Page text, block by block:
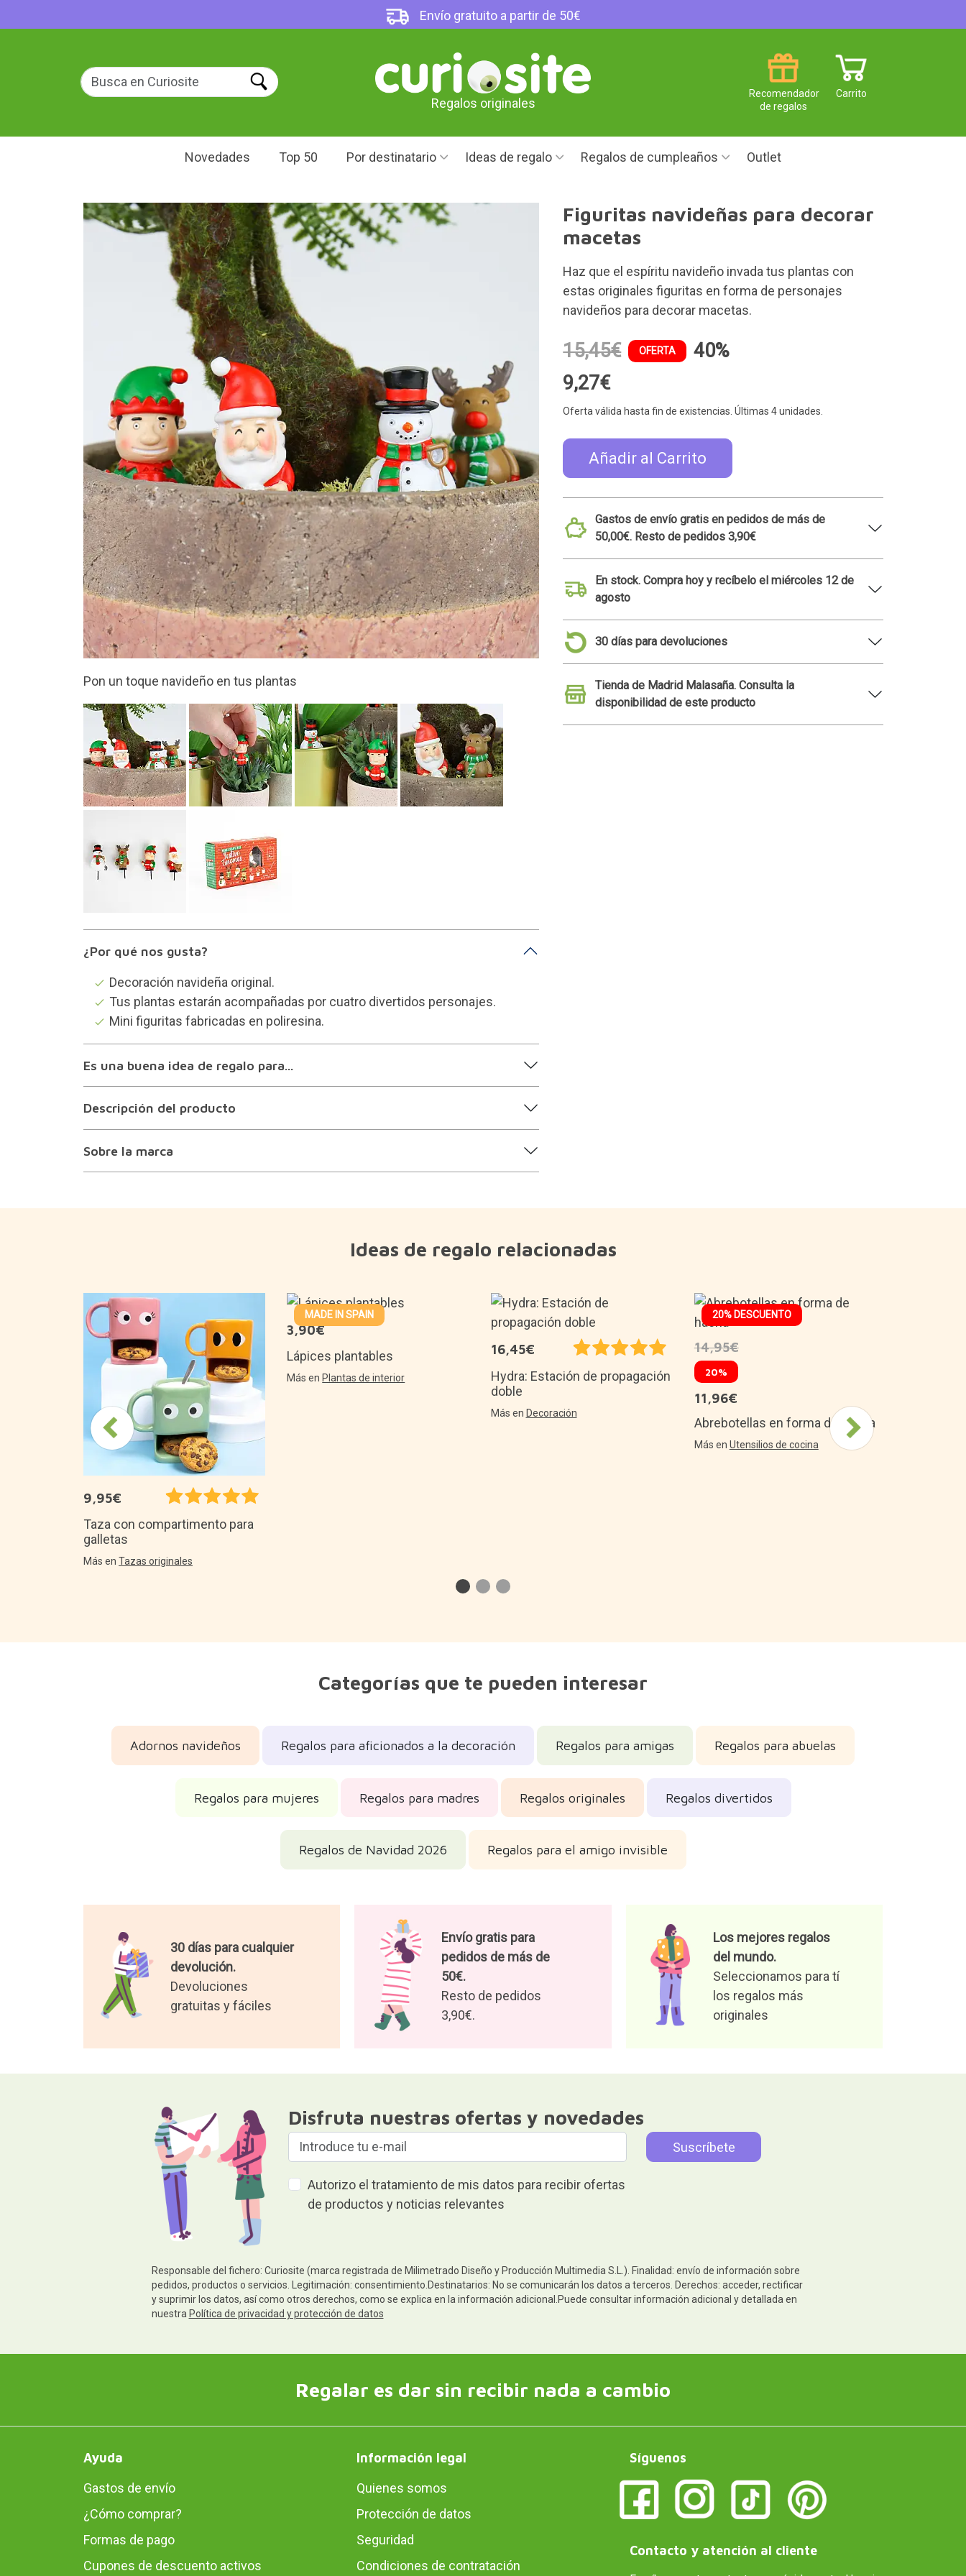
Envío gratuito a partir de 50€
Regalos originales
Carrito
Recomendador
de regalos
Novedades Top 50 Por destinatario Ideas de regalo Regalos de cumpleaños Outlet
Incluye 4 figuritas navideñas diferentes
Figuritas navideñas para decorar
macetas
Haz que el espíritu navideño invada tus plantas con
estas originales figuritas en forma de personajes
navideños para decorar macetas.
15,45€ OFERTA
40%
9,27€
Oferta válida hasta fin de existencias. Últimas 4 unidades.
Añadir al Carrito
Gastos de envío gratis en pedidos de más de
50,00€. Resto de pedidos 3,90€
En stock. Compra hoy y recíbelo el miércoles 12 de
agosto
30 días para devoluciones
Tienda de Madrid Malasaña. Consulta la
disponibilidad de este producto
¿Por qué nos gusta?
Decoración navideña original.
Tus plantas estarán acompañadas por cuatro divertidos personajes.
Mini figuritas fabricadas en poliresina.
Es una buena idea de regalo para...
Descripción del producto
Sobre la marca
Ideas de regalo relacionadas
9,95€
Taza con compartimento para
galletas
Más en Tazas originales
MADE IN SPAIN
3,90€
Lápices plantables
Más en Plantas de interior
16,45€
Hydra: Estación de propagación
doble
Más en Decoración
20% DESCUENTO
14,95€
20%
11,96€
Abrebotellas en forma de hacha
Más en Utensilios de cocina
Categorías que te pueden interesar
Adornos navideños Regalos para aficionados a la decoración Regalos para amigas Regalos para abuelas
Regalos para mujeres Regalos para madres Regalos originales Regalos divertidos
Regalos de Navidad 2026 Regalos para el amigo invisible
30 días para cualquier
devolución.
Devoluciones
gratuitas y fáciles
Envío gratis para
pedidos de más de
50€.
Resto de pedidos
3,90€.
Los mejores regalos
del mundo.
Seleccionamos para tí
los regalos más
originales
Disfruta nuestras ofertas y novedades
Autorizo el tratamiento de mis datos para recibir ofertas
de productos y noticias relevantes
Responsable del fichero: Curiosite (marca registrada de Milimetrado Diseño y Producción Multimedia S.L.). Finalidad: envío de información sobre
pedidos, productos o servicios. Legitimación: consentimiento.Destinatarios: No se comunicarán los datos a terceros. Derechos: acceder, rectificar
y suprimir los datos, así como otros derechos, como se explica en la información adicional.Puede consultar información adicional y detallada en
nuestra Política de privacidad y protección de datos
Regalar es dar sin recibir nada a cambio
Ayuda
Gastos de envío
¿Cómo comprar?
Formas de pago
Cupones de descuento activos
Información legal
Quienes somos
Protección de datos
Seguridad
Condiciones de contratación
Síguenos
Contacto y atención al cliente